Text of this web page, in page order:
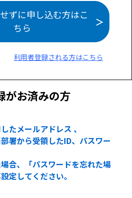
ずに申し込む方はこ
ちら
利用者登録される方はこちら
がお済みの方
たメールアドレス 、
署から受領したID、パスワー
合、「パスワードを忘れた場
定してください。